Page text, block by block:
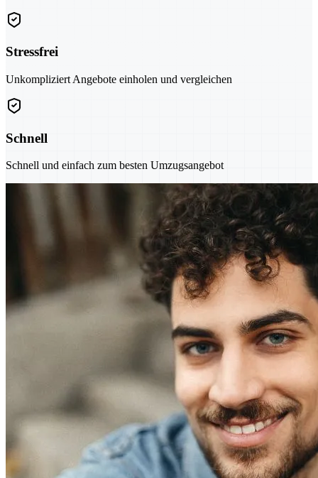
Stressfrei
Unkompliziert Angebote einholen und vergleichen
Schnell
Schnell und einfach zum besten Umzugsangebot